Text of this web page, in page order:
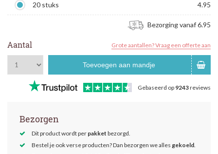
20 stuks 4.95
Bezorging vanaf 6.95
Aantal Grote aantallen? Vraag een offerte aan
Toevoegen aan mandje
Gebaseerd op 9243reviews
Bezorgen
Dit product wordt per pakket bezorgd.
Bestel je ook verse producten? Dan bezorgen we alles gekoeld.